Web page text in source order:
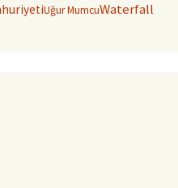
Uğur MumcuWaterfall